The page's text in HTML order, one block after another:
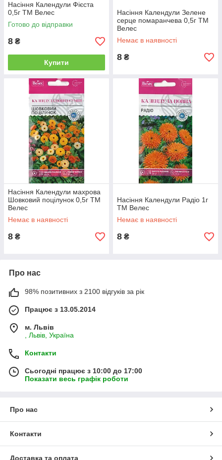
Насіння Календули Фієста
0,5г ТМ Велес
Готово до відправки
8 ₴
Купити
Насіння Календули Зелене
серце помаранчева 0,5г ТМ
Велес
Немає в наявності
8 ₴
Насіння Календули махрова
Шовковий поцілунок 0,5г ТМ
Велес
Немає в наявності
8 ₴
Насіння Календули Радіо 1г
ТМ Велес
Немає в наявності
8 ₴
Про нас
98% позитивних з 2100 відгуків за рік
Працює з 13.05.2014
м. Львів
, Львів, Україна
Контакти
Сьогодні працює з 10:00 до 17:00
Показати весь графік роботи
Про нас
Контакти
Доставка та оплата